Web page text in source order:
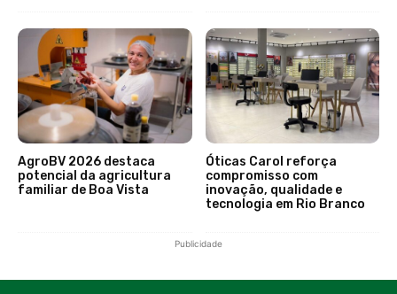
AgroBV 2026 destaca
potencial da agricultura
familiar de Boa Vista
Óticas Carol reforça
compromisso com
inovação, qualidade e
tecnologia em Rio Branco
Publicidade